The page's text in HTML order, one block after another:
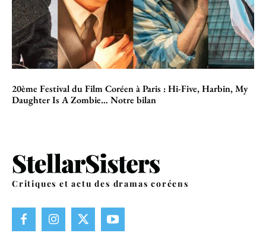
20ème Festival du Film Coréen à Paris : Hi-Five, Harbin, My
Daughter Is A Zombie… Notre bilan
Critiques et actu des dramas coréens